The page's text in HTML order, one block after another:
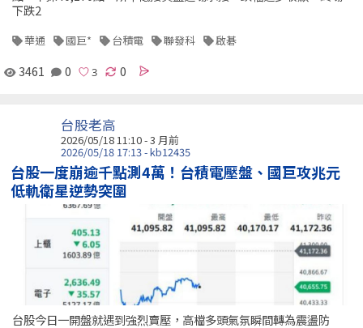
下跌2
華通 國巨* 台積電 聯發科 啟碁
3461 0 0
台股老高
2026/05/18 11:10 - 3 月前
2026/05/18 17:13 - kb12435
台股一度崩逾千點測4萬！台積電壓盤、國巨攻兆元
低軌衛星逆勢突圍
台股今日一開盤就遇到強烈賣壓，高檔多頭氣氛瞬間轉為震盪防